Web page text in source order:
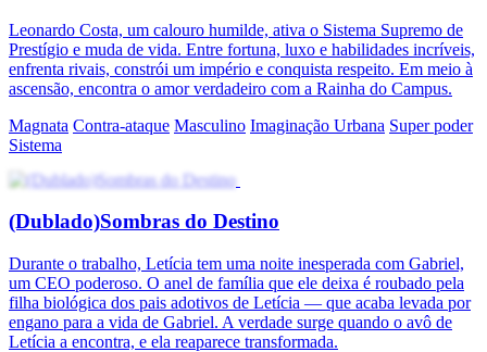
Leonardo Costa, um calouro humilde, ativa o Sistema Supremo de
Prestígio e muda de vida. Entre fortuna, luxo e habilidades incríveis,
enfrenta rivais, constrói um império e conquista respeito. Em meio à
ascensão, encontra o amor verdadeiro com a Rainha do Campus.
Magnata Contra-ataque Masculino Imaginação Urbana Super poder
Sistema
(Dublado)Sombras do Destino
Durante o trabalho, Letícia tem uma noite inesperada com Gabriel,
um CEO poderoso. O anel de família que ele deixa é roubado pela
filha biológica dos pais adotivos de Letícia — que acaba levada por
engano para a vida de Gabriel. A verdade surge quando o avô de
Letícia a encontra, e ela reaparece transformada.